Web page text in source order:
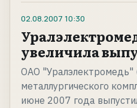
02.08.2007 10:30
увеличила
ОАО "Уралэлектромедь"
металлургического
июне 2007 года